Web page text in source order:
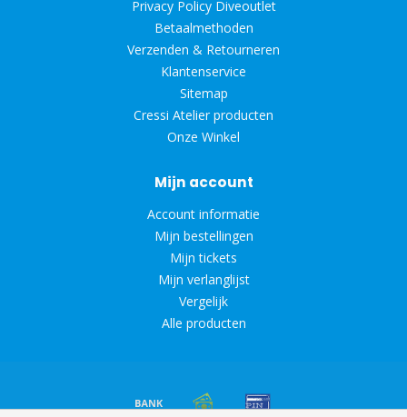
Privacy Policy Diveoutlet
Betaalmethoden
Verzenden & Retourneren
Klantenservice
Sitemap
Cressi Atelier producten
Onze Winkel
Mijn account
Account informatie
Mijn bestellingen
Mijn tickets
Mijn verlanglijst
Vergelijk
Alle producten